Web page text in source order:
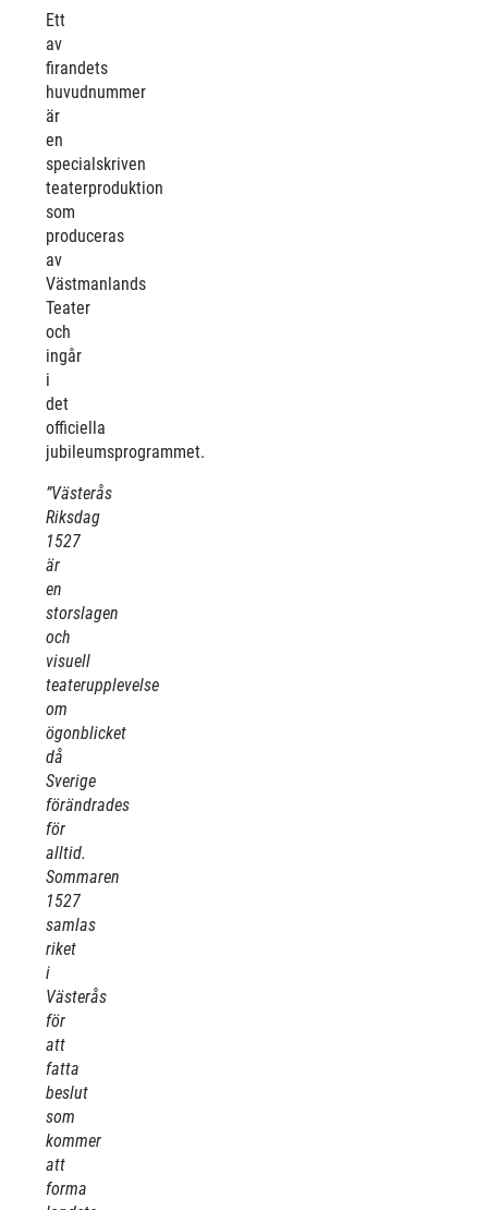
Ett
av
firandets
huvudnummer
är
en
specialskriven
teaterproduktion
som
produceras
av
Västmanlands
Teater
och
ingår
i
det
officiella
jubileumsprogrammet.
”Västerås
Riksdag
1527
är
en
storslagen
och
visuell
teaterupplevelse
om
ögonblicket
då
Sverige
förändrades
för
alltid.
Sommaren
1527
samlas
riket
i
Västerås
för
att
fatta
beslut
som
kommer
att
forma